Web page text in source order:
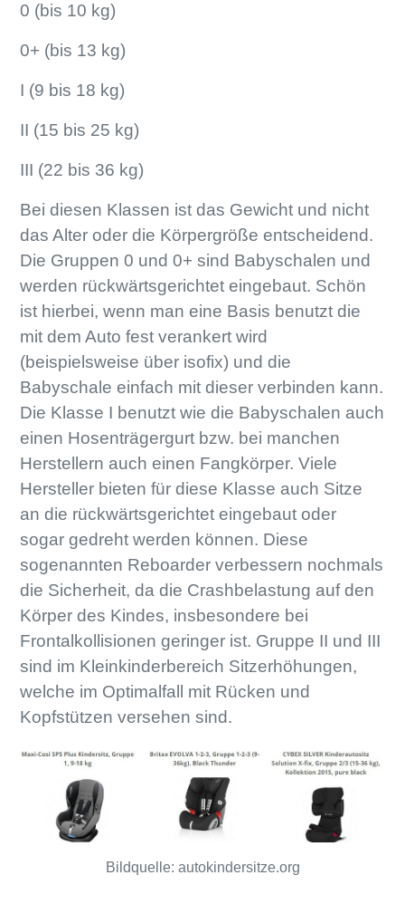
0 (bis 10 kg)
0+ (bis 13 kg)
I (9 bis 18 kg)
II (15 bis 25 kg)
III (22 bis 36 kg)
Bei diesen Klassen ist das Gewicht und nicht
das Alter oder die Körpergröße entscheidend.
Die Gruppen 0 und 0+ sind Babyschalen und
werden rückwärtsgerichtet eingebaut. Schön
ist hierbei, wenn man eine Basis benutzt die
mit dem Auto fest verankert wird
(beispielsweise über isofix) und die
Babyschale einfach mit dieser verbinden kann.
Die Klasse I benutzt wie die Babyschalen auch
einen Hosenträgergurt bzw. bei manchen
Herstellern auch einen Fangkörper. Viele
Hersteller bieten für diese Klasse auch Sitze
an die rückwärtsgerichtet eingebaut oder
sogar gedreht werden können. Diese
sogenannten Reboarder verbessern nochmals
die Sicherheit, da die Crashbelastung auf den
Körper des Kindes, insbesondere bei
Frontalkollisionen geringer ist. Gruppe II und III
sind im Kleinkinderbereich Sitzerhöhungen,
welche im Optimalfall mit Rücken und
Kopfstützen versehen sind.
Bildquelle: autokindersitze.org